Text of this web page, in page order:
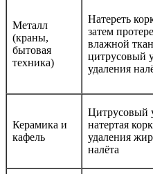
Металл
(краны,
бытовая
техника)
Натереть
затем
влажной
цитрусовый
удаления
Керамика и
кафель
Цитрусовый
натертая
удаления
налёта